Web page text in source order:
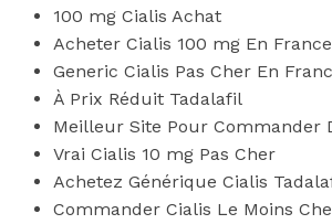
100 mg Cialis Achat
Acheter Cialis 100 mg En
Generic Cialis Pas Cher En
À Prix Réduit Tadalafil
Meilleur Site Pour Commander
Vrai Cialis 10 mg Pas Cher
Achetez Générique Cialis
Commander Cialis Le Moins